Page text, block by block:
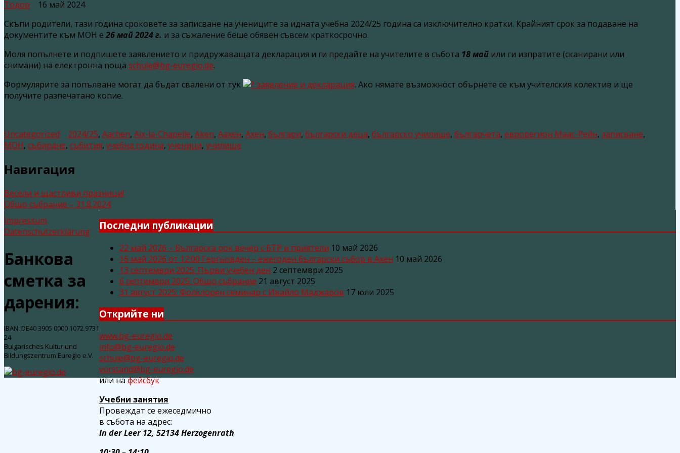
Тодор
16 май 2024
Скъпи родители, тази година сроковете за записване на учениците за идната учебна 2024/25 година са изключително кратки. Крайният срок за подаване на
документите към МОН е26 май 2024 г. и за съжаление беше обявен съвсем краткосрочно.
Моля попълнете и подпишете заявлението и придружаващата декларация и ги предайте на учителите в събота 18 май или ги изпратите (сканирани или
снимани) на електронна поща schule@bg-euregio.de.
Формулярите за попълване могат да бъдат свалени от тук
заявление и декларация. Ако нямате възможност обърнете се към учителския колектив и ще
получите разпечатано копие.
Uncategorized 2024/25, Aachen, Aix-la-Chapelle, Aken, Аахен, Ахен, българи, български деца, българско училище, българчета, еврорегион Маас-Рейн, записване,
МОН, събиране, събития, учебна година, ученици, училище
Навигация
Весели и щастливи празници!
Общо събрание – 31.8.2024
Последни публикации
22 май 2026 – Българска рок вечер с БТР и приятели 10 май 2026
16 май 2026 от 12:00 Гергьовден – ежегоден български събор в Ахен 10 май 2026
13 септември 2025: Първи учебен ден 2 септември 2025
6 септември 2025: Общо събрание 21 август 2025
31 август 2025: Фолклорен семинар с Ивайло Маджаров 17 юли 2025
Открийте ни
www.bg-euregio.de
info@bg-euregio.de
schule@bg-euregio.de
vorstand@bg-euregio.de
или нафейсбук
Учебни занятия
Провеждат се ежеседмично
в събота на адрес:
In der Leer 12, 52134 Herzogenrath
Impressum
Datenschutzerklärung
Банкова
сметка за
дарения:
IBAN: DE40 3905 0000 1072 9731
24
Bulgarisches Kultur und
Bildungszentrum Euregio e.V.